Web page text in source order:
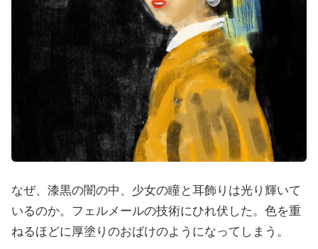
なぜ、漆黒の闇の中、少女の瞳と耳飾りは光り輝いて
いるのか。フェルメールの技術にひれ伏した。色を重
ねるほどに厚塗りのおばけのようになってしまう。